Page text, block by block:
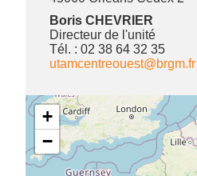
Boris CHEVRIER
Directeur de l'unité
Tél. : 02 38 64 32 35
utamcentreouest@brgm.fr
+
−